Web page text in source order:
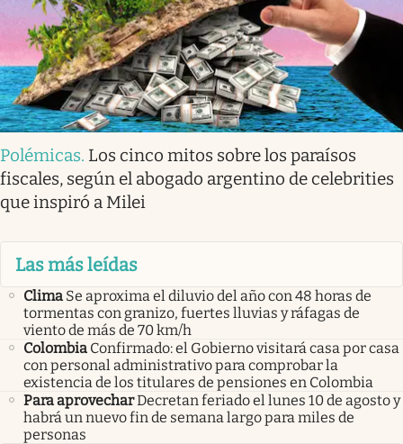
Polémicas. Los cinco mitos sobre los paraísos
fiscales, según el abogado argentino de celebrities
que inspiró a Milei
Las más leídas
Clima Se aproxima el diluvio del año con 48 horas de
tormentas con granizo, fuertes lluvias y ráfagas de
viento de más de 70 km/h
Colombia Confirmado: el Gobierno visitará casa por casa
con personal administrativo para comprobar la
existencia de los titulares de pensiones en Colombia
Para aprovecharDecretan feriado el lunes 10 de agosto y
habrá un nuevo fin de semana largo para miles de
personas